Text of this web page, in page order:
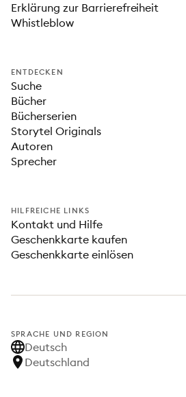
Erklärung zur Barrierefreiheit
Whistleblow
ENTDECKEN
Suche
Bücher
Bücherserien
Storytel Originals
Autoren
Sprecher
HILFREICHE LINKS
Kontakt und Hilfe
Geschenkkarte kaufen
Geschenkkarte einlösen
SPRACHE UND REGION
Deutsch
Deutschland